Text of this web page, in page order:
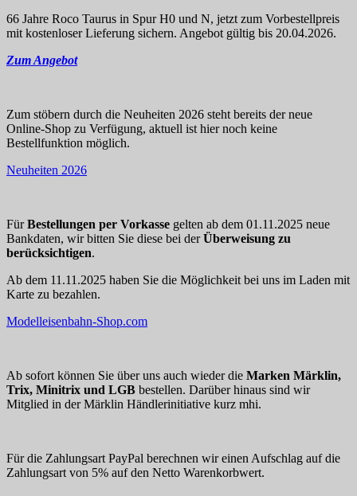
66 Jahre Roco Taurus in Spur H0 und N, jetzt zum Vorbestellpreis
mit kostenloser Lieferung sichern. Angebot gültig bis 20.04.2026.
Zum Angebot
Zum stöbern durch die Neuheiten 2026 steht bereits der neue
Online-Shop zu Verfügung, aktuell ist hier noch keine
Bestellfunktion möglich.
Neuheiten 2026
FürBestellungen per Vorkasse gelten ab dem 01.11.2025 neue
Bankdaten, wir bitten Sie diese bei derÜberweisung zu
berücksichtigen.
Ab dem 11.11.2025 haben Sie die Möglichkeit bei uns im Laden mit
Karte zu bezahlen.
Modelleisenbahn-Shop.com
Ab sofort können Sie über uns auch wieder die Marken Märklin,
Trix, Minitrix und LGB bestellen. Darüber hinaus sind wir
Mitglied in der Märklin Händlerinitiative kurz mhi.
Für die Zahlungsart PayPal berechnen wir einen Aufschlag auf die
Zahlungsart von 5% auf den Netto Warenkorbwert.